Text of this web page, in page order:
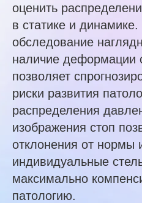
оценить
в статике и
обследование
наличие деформации
позволяет
риски развития
распределения
изображения стоп
отклонения от нормы
индивидуальные
максимально
патологию.